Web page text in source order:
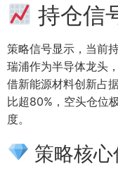
持仓信
策略信号显示，当前
瑞浦作为半导体龙头
借新能源材料创新占
比超80%，空头仓位
度。
策略核心